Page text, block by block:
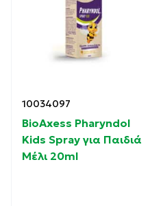
10034097
BioAxess Pharyndol
Kids Spray για Παιδιά
Μέλι 20ml